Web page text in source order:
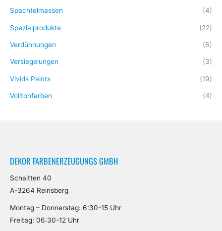
Spachtelmassen (4)
Spezialprodukte (22)
Verdünnungen (6)
Versiegelungen (3)
Vivids Paints (19)
Volltonfarben (4)
DEKOR FARBENERZEUGUNGS GMBH
Schaitten 40
A-3264 Reinsberg
Montag – Donnerstag: 6:30-15 Uhr
Freitag: 06:30-12 Uhr